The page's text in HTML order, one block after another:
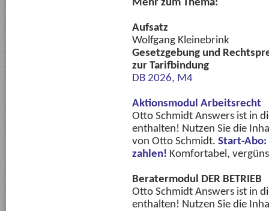
Mehr zum Thema:
Aufsatz
Wolfgang Kleinebrink
Gesetzgebung und
zur Tarifbindung
DB 2026, M4
Aktionsmodul Arbeitsrecht
Otto Schmidt Answers ist in
enthalten! Nutzen Sie die
von Otto Schmidt. Start-
zahlen! Komfortabel,
Beratermodul DER BETRIEB
Otto Schmidt Answers ist in
enthalten! Nutzen Sie die